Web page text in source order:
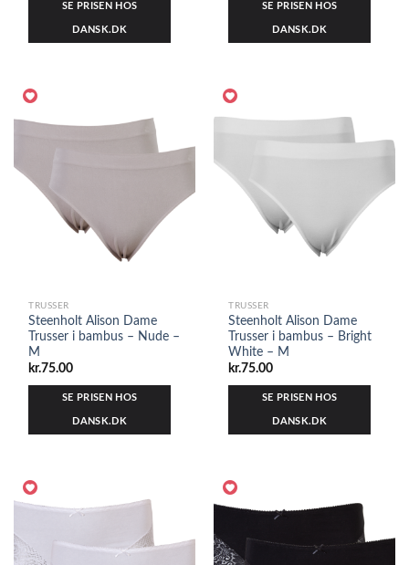
SE PRISEN HOS
DANSK.DK
SE PRISEN HOS
DANSK.DK
TRUSSER
Steenholt Alison Dame
Trusser i bambus – Nude –
M
kr.75.00
SE PRISEN HOS
DANSK.DK
TRUSSER
Steenholt Alison Dame
Trusser i bambus – Bright
White – M
kr.75.00
SE PRISEN HOS
DANSK.DK